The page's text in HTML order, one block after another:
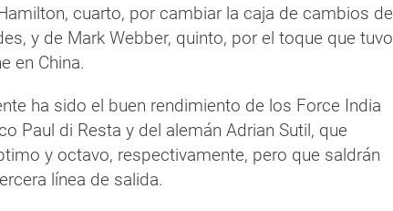
cuarto, por cambiar la caja de cambios de
y de Mark Webber, quinto, por el toque que tuvo
en China.
ha sido el buen rendimiento de los Force India
Paul di Resta y del alemán Adrian Sutil, que
y octavo, respectivamente, pero que saldrán
línea de salida.